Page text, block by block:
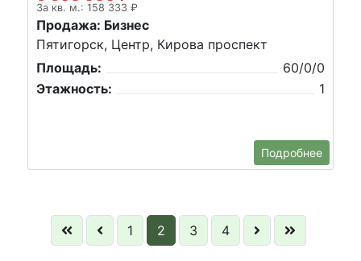
За кв. м.: 158 333 ₽
Продажа: Бизнес
Пятигорск, Центр, Кирова проспект
Площадь:
60/0/0
Этажность:
1
Подробнее
1 2 3 4